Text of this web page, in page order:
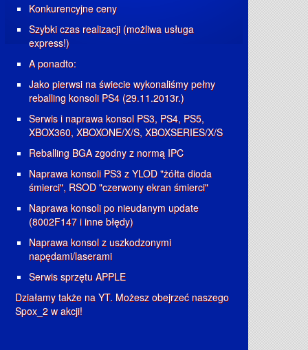
Konkurencyjne ceny
Szybki czas realizacji (możliwa usługa
express!)
A ponadto:
Jako pierwsi na świecie wykonaliśmy pełny
reballing konsoli PS4 (29.11.2013r.)
Serwis i naprawa konsol PS3, PS4, PS5,
XBOX360, XBOXONE/X/S, XBOXSERIES/X/S
Reballing BGA zgodny z normą IPC
Naprawa konsoli PS3 z YLOD "żółta dioda
śmierci", RSOD "czerwony ekran śmierci"
Naprawa konsoli po nieudanym update
(8002F147 i inne błędy)
Naprawa konsol z uszkodzonymi
napędami/laserami
Serwis sprzętu APPLE
Działamy także na YT. Możesz obejrzeć naszego
Spox_2 w akcji!